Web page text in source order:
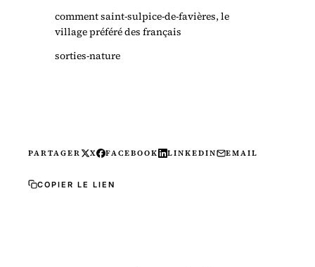
comment saint-sulpice-de-favières, le
village préféré des français
sorties-nature
PARTAGER X FACEBOOK LINKEDIN EMAIL
COPIER LE LIEN